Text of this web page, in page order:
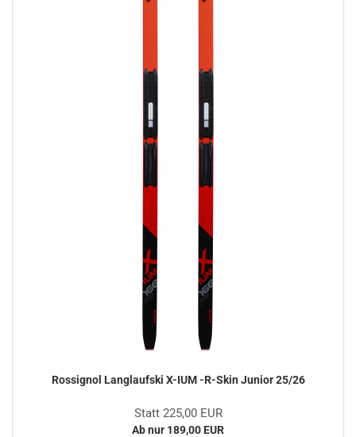
Rossignol Langlaufski X-IUM -R-Skin Junior 25/26
Statt 225,00 EUR
Ab nur 189,00 EUR